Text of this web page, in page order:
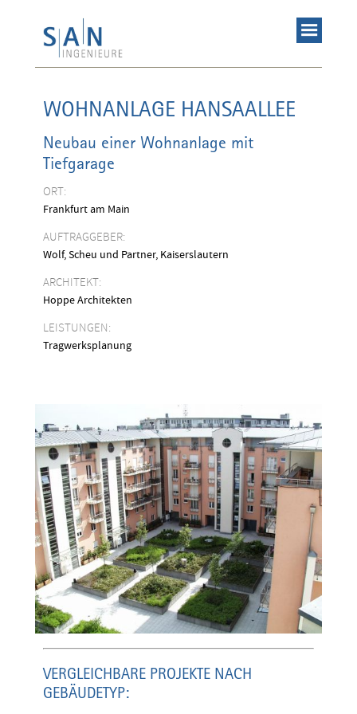
WOHNANLAGE HANSAALLEE
Neubau einer Wohnanlage mit
Tiefgarage
ORT:
Frankfurt am Main
AUFTRAGGEBER:
Wolf, Scheu und Partner, Kaiserslautern
ARCHITEKT:
Hoppe Architekten
LEISTUNGEN:
Tragwerksplanung
VERGLEICHBARE PROJEKTE NACH
GEBÄUDETYP: